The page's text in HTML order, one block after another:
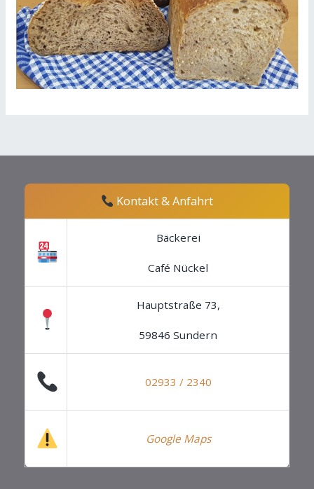
Kontakt & Anfahrt
Bäckerei
Café Nückel
Hauptstraße 73,
59846 Sundern
02933 / 2340
Google Maps